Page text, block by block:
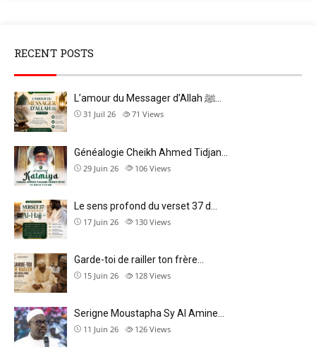
RECENT POSTS
L’amour du Messager d’Allah ﷺ…
31 Juil 26 71 Views
Généalogie Cheikh Ahmed Tidjan…
29 Juin 26 106 Views
Le sens profond du verset 37 d…
17 Juin 26 130 Views
Garde-toi de railler ton frère…
15 Juin 26 128 Views
Serigne Moustapha Sy Al Amine…
11 Juin 26 126 Views